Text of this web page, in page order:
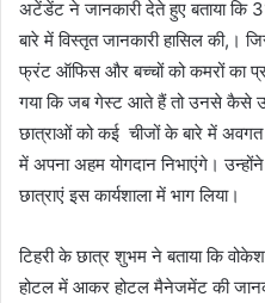
अटेंडेंट ने जानकारी देते हुए बताया
बारे में विस्तृत जानकारी हासिल की,।
फ्रंट ऑफिस और बच्चों को कमरों का
गया कि जब गेस्ट आते हैं तो उनसे कैसे
छात्राओं को कई चीजों के बारे में
में अपना अहम योगदान निभाएंगे।
छात्राएं इस कार्यशाला में भाग लिया।
टिहरी के छात्र शुभम ने बताया कि
होटल में आकर होटल मैनेजमेंट की